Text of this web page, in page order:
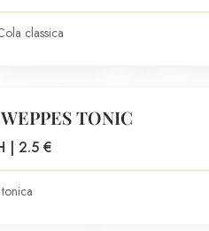
classica
TONIC
| 2.5 €